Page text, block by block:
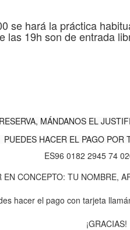
se hará la práctica
las 19h son de entrada
MÁNDANOS EL
PUEDES HACER EL PAGO POR
ES96 0182 2945 74
EN CONCEPTO: TU NOMBRE,
hacer el pago con tarjeta
¡GRACIAS!